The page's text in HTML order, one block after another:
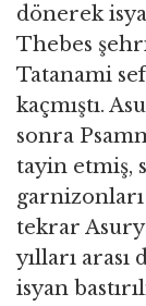
dönerek
Thebes
Tatanami
kaçmıştı.
sonra
tayin etmiş,
tekrar
yılları arası
isyan